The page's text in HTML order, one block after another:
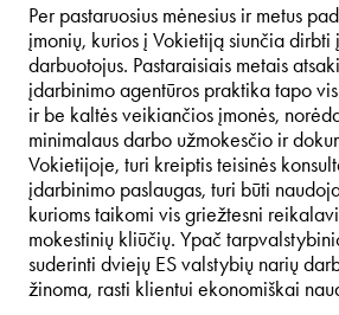
Per pastaruosius mėnesius ir metus
įmonių, kurios į Vokietiją siunčia dirbti
darbuotojus. Pastaraisiais metais
įdarbinimo agentūros praktika tapo
ir be kaltės veikiančios įmonės,
minimalaus darbo užmokesčio ir
Vokietijoje, turi kreiptis teisinės
įdarbinimo paslaugas, turi būti
kurioms taikomi vis griežtesni
mokestinių kliūčių. Ypač
suderinti dviejų ES valstybių narių
žinoma, rasti klientui ekonomiškai